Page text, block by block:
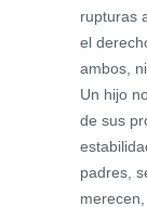
rupturas
el
ambos,
Un hijo
de sus
padres,